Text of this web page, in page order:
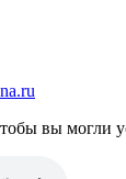
вы могли